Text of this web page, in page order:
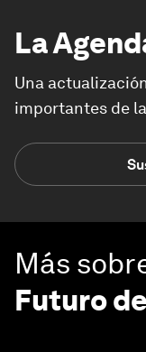
La
Una
importantes de
Más
Futuro